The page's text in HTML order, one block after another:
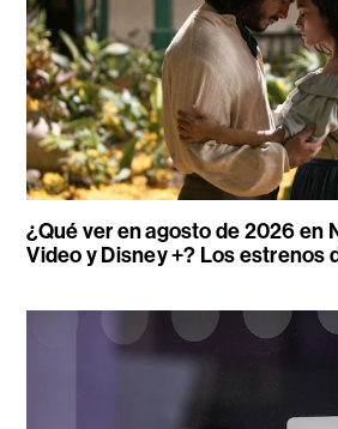
¿Qué ver en agosto de 2026 en
Video y Disney +? Los estrenos